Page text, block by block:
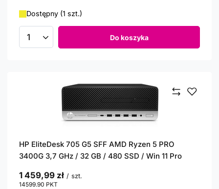
Dostępny (1 szt.)
Ilość produktów Do koszyka
HP EliteDesk 705 G5 SFF AMD Ryzen 5 PRO
3400G 3,7 GHz / 32 GB / 480 SSD / Win 11 Pro
1 459,99 zł / szt.
14599.90 PKT